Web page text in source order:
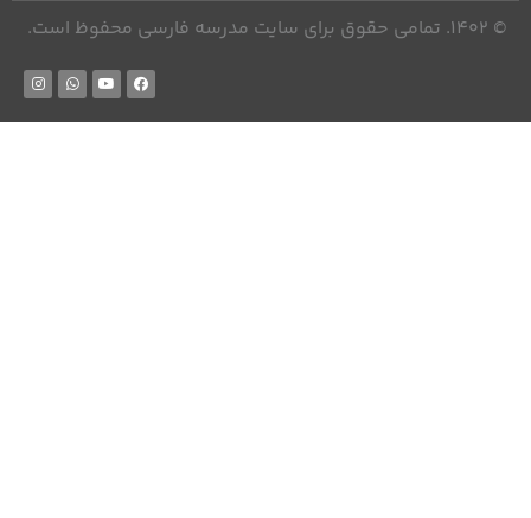
© 1402. تمامی حقوق برای سایت مدرسه فارسی محفوظ است.